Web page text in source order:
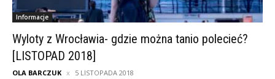
Informacje
Wyloty z Wrocławia- gdzie można tanio polecieć?
[LISTOPAD 2018]
OLA BARCZUK 5 LISTOPADA 2018